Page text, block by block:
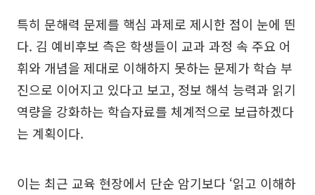
특히 문해력 문제를 핵심 과제로 제시한 점이 눈에 띈
다. 김 예비후보 측은 학생들이 교과 과정 속 주요 어
휘와 개념을 제대로 이해하지 못하는 문제가 학습 부
진으로 이어지고 있다고 보고, 정보 해석 능력과 읽기
역량을 강화하는 학습자료를 체계적으로 보급하겠다
는 계획이다.
이는 최근 교육 현장에서 단순 암기보다 ‘읽고 이해하